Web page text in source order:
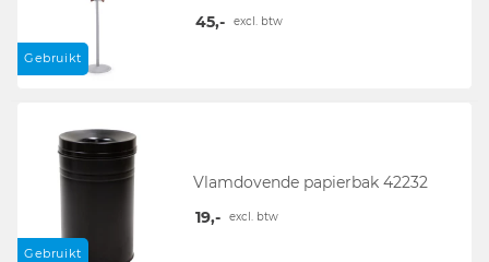
Gebruikt
45,-
excl. btw
Gebruikt
Vlamdovende papierbak 42232
19,-
excl. btw